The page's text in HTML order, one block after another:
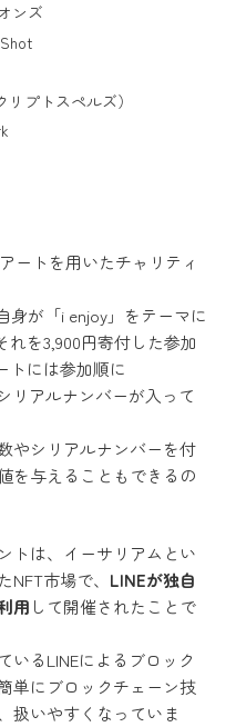
ンズ
プトスペルズ）
ートを用いたチャリティ
身が「i enjoy」をテーマに
を3,900円寄付した参加
トには参加順に
リアルナンバーが入って
やシリアルナンバーを付
を与えることもできるの
トは、イーサリアムとい
市場で、 LINEが独自
用 して開催されたことで
いるLINEによるブロック
単にブロックチェーン技
扱いやすくなっていま